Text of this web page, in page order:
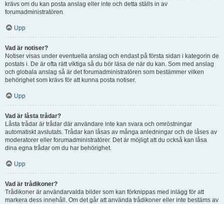
krävs om du kan posta anslag eller inte och detta ställs in av
forumadministratören.
Upp
Vad är notiser?
Notiser visas under eventuella anslag och endast på första sidan i kategorin de
postats i. De är ofta rätt viktiga så du bör läsa de när du kan. Som med anslag
och globala anslag så är det forumadministratören som bestämmer vilken
behörighet som krävs för att kunna posta notiser.
Upp
Vad är låsta trådar?
Låsta trådar är trådar där användare inte kan svara och omröstningar
automatiskt avslutats. Trådar kan låsas av många anledningar och de låses av
moderatorer eller forumadministratörer. Det är möjligt att du också kan låsa
dina egna trådar om du har behörighet.
Upp
Vad är trådikoner?
Trådikoner är användarvalda bilder som kan förknippas med inlägg för att
markera dess innehåll. Om det går att använda trådikoner eller inte bestäms av